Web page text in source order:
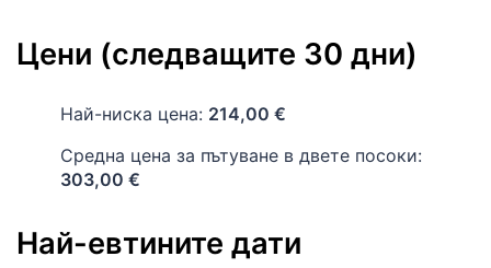
Цени (следващите 30 дни)
Най-ниска цена: 214,00 €
Средна цена за пътуване в двете посоки:
303,00 €
Най-евтините дати